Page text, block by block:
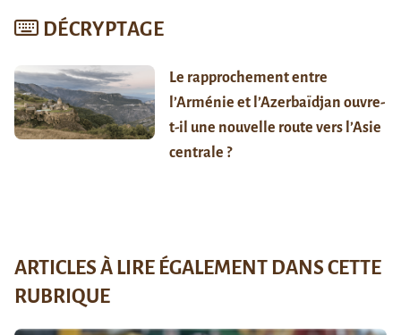
DÉCRYPTAGE
Le rapprochement entre
l’Arménie et l’Azerbaïdjan ouvre-
t-il une nouvelle route vers l’Asie
centrale ?
ARTICLES À LIRE ÉGALEMENT DANS CETTE
RUBRIQUE